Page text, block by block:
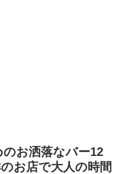
お洒落なバー12
お店で大人の時間